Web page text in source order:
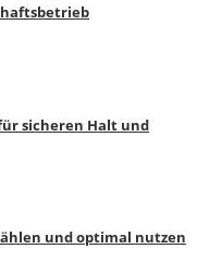
sicheren Halt und
und optimal nutzen